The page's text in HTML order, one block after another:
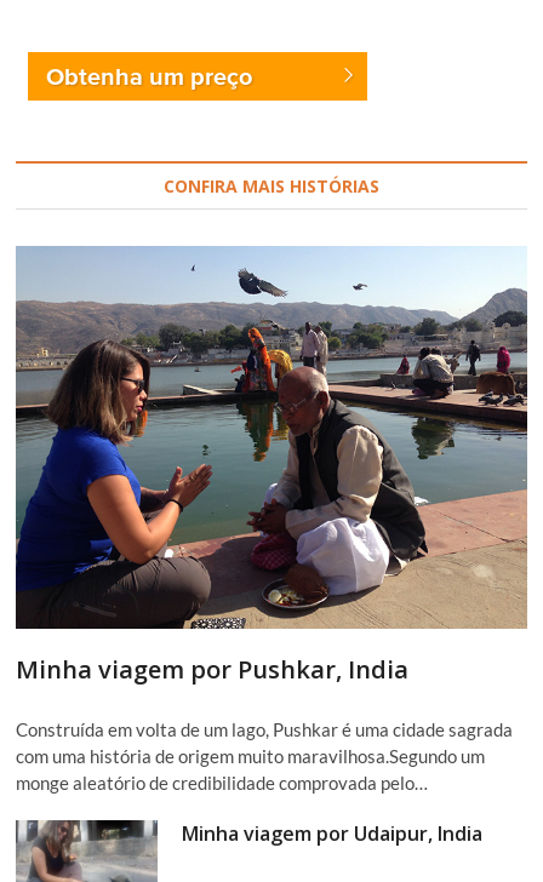
Obtenha um preço
CONFIRA MAIS HISTÓRIAS
Minha viagem por Pushkar, India
Construída em volta de um lago, Pushkar é uma cidade sagrada
com uma história de origem muito maravilhosa.Segundo um
monge aleatório de credibilidade comprovada pelo…
Minha viagem por Udaipur, India